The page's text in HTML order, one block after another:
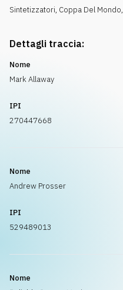
Sintetizzatori, Coppa Del Mondo,
Dettagli traccia:
Nome
Mark Allaway
IPI
270447668
Nome
Andrew Prosser
IPI
529489013
Nome